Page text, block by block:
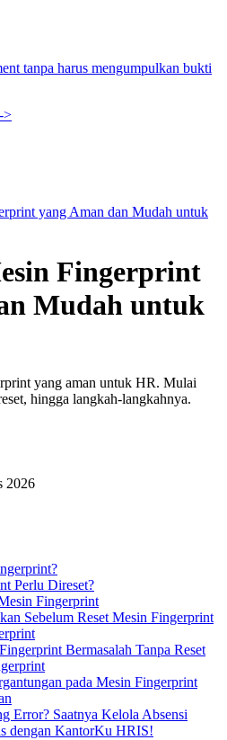
tanpa harus mengumpulkan bukti
>
yang Aman dan Mudah untuk
Fingerprint
Mudah untuk
yang aman untuk HR. Mulai
hingga langkah-langkahnya.
2026
Perlu Direset?
Fingerprint
Sebelum Reset Mesin Fingerprint
Bermasalah Tanpa Reset
pada Mesin Fingerprint
Error? Saatnya Kelola Absensi
dengan KantorKu HRIS!